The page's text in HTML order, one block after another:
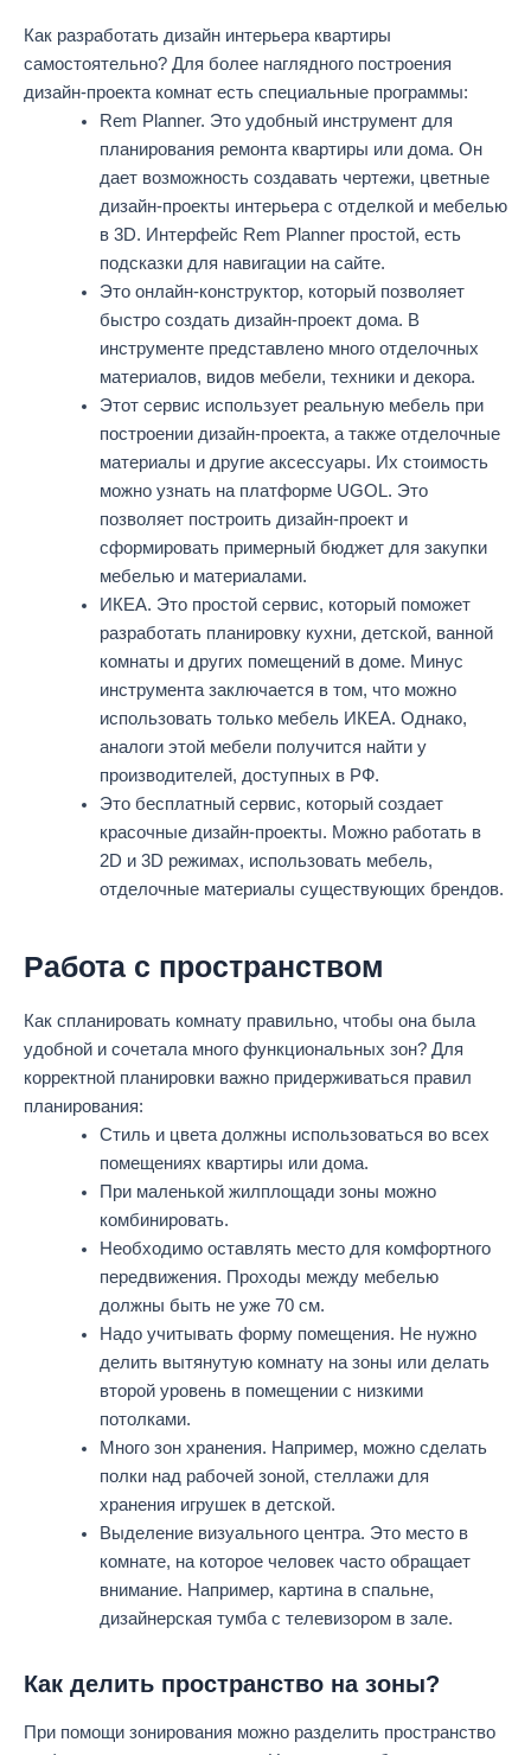
Как разработать дизайн интерьера квартиры
самостоятельно? Для более наглядного построения
дизайн-проекта комнат есть специальные программы:
Rem Planner. Это удобный инструмент для
планирования ремонта квартиры или дома. Он
дает возможность создавать чертежи, цветные
дизайн-проекты интерьера с отделкой и мебелью
в 3D. Интерфейс Rem Planner простой, есть
подсказки для навигации на сайте.
Это онлайн-конструктор, который позволяет
быстро создать дизайн-проект дома. В
инструменте представлено много отделочных
материалов, видов мебели, техники и декора.
Этот сервис использует реальную мебель при
построении дизайн-проекта, а также отделочные
материалы и другие аксессуары. Их стоимость
можно узнать на платформе UGOL. Это
позволяет построить дизайн-проект и
сформировать примерный бюджет для закупки
мебелью и материалами.
ИКЕА. Это простой сервис, который поможет
разработать планировку кухни, детской, ванной
комнаты и других помещений в доме. Минус
инструмента заключается в том, что можно
использовать только мебель ИКЕА. Однако,
аналоги этой мебели получится найти у
производителей, доступных в РФ.
Это бесплатный сервис, который создает
красочные дизайн-проекты. Можно работать в
2D и 3D режимах, использовать мебель,
отделочные материалы существующих брендов.
Работа с пространством
Как спланировать комнату правильно, чтобы она была
удобной и сочетала много функциональных зон? Для
корректной планировки важно придерживаться правил
планирования:
Стиль и цвета должны использоваться во всех
помещениях квартиры или дома.
При маленькой жилплощади зоны можно
комбинировать.
Необходимо оставлять место для комфортного
передвижения. Проходы между мебелью
должны быть не уже 70 см.
Надо учитывать форму помещения. Не нужно
делить вытянутую комнату на зоны или делать
второй уровень в помещении с низкими
потолками.
Много зон хранения. Например, можно сделать
полки над рабочей зоной, стеллажи для
хранения игрушек в детской.
Выделение визуального центра. Это место в
комнате, на которое человек часто обращает
внимание. Например, картина в спальне,
дизайнерская тумба с телевизором в зале.
Как делить пространство на зоны?
При помощи зонирования можно разделить пространство